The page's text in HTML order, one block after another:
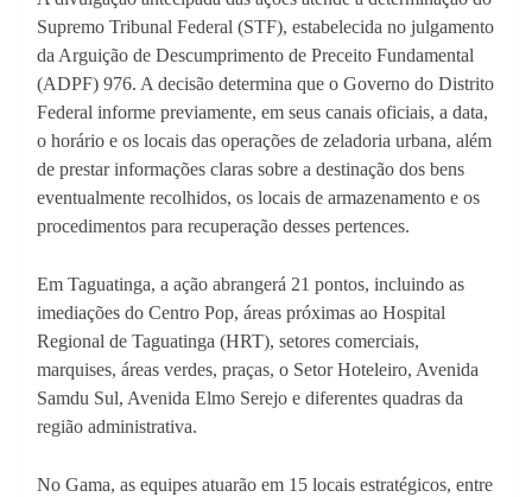
Supremo Tribunal Federal (STF), estabelecida no julgamento
da Arguição de Descumprimento de Preceito Fundamental
(ADPF) 976. A decisão determina que o Governo do Distrito
Federal informe previamente, em seus canais oficiais, a data,
o horário e os locais das operações de zeladoria urbana, além
de prestar informações claras sobre a destinação dos bens
eventualmente recolhidos, os locais de armazenamento e os
procedimentos para recuperação desses pertences.
Em Taguatinga, a ação abrangerá 21 pontos, incluindo as
imediações do Centro Pop, áreas próximas ao Hospital
Regional de Taguatinga (HRT), setores comerciais,
marquises, áreas verdes, praças, o Setor Hoteleiro, Avenida
Samdu Sul, Avenida Elmo Serejo e diferentes quadras da
região administrativa.
No Gama, as equipes atuarão em 15 locais estratégicos, entre